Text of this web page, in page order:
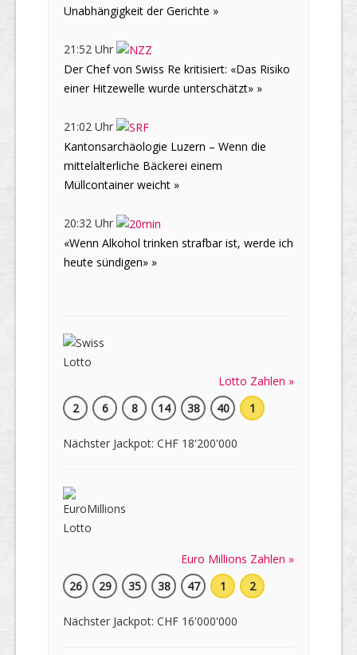
Unabhängigkeit der Gerichte »
21:52 Uhr
Der Chef von Swiss Re kritisiert: «Das Risiko
einer Hitzewelle wurde unterschätzt» »
21:02 Uhr
Kantonsarchäologie Luzern – Wenn die
mittelalterliche Bäckerei einem
Müllcontainer weicht »
20:32 Uhr
«Wenn Alkohol trinken strafbar ist, werde ich
heute sündigen» »
Lotto Zahlen »
2
6 8 14 38 40 1
Nächster Jackpot: CHF 18'200'000
Euro Millions Zahlen »
26
29 35 38 47 1 2
Nächster Jackpot: CHF 16'000'000